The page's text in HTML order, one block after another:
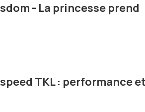
- La princesse prend
TKL : performance